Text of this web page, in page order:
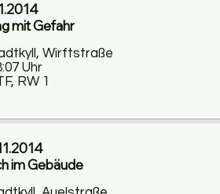
mit Gefahr
Wirftstraße
Uhr
RW 1
im Gebäude